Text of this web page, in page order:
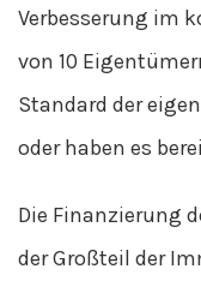
Verbesserung im
von 10
Standard der
oder haben es
Die Finanzierung
der Großteil der